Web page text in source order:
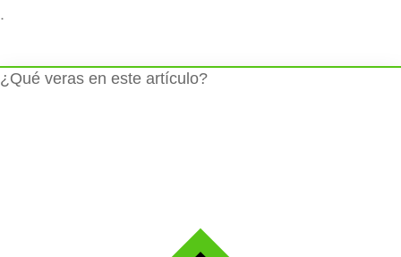
.
¿Qué veras en este artículo?